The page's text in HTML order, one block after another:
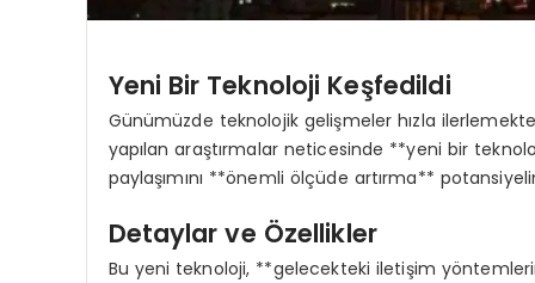
Yeni Bir Teknoloji Keşfedildi
Günümüzde teknolojik gelişmeler hızla
yapılan araştırmalar neticesinde **yeni bir
paylaşımını **önemli ölçüde artırma**
Detaylar ve Özellikler
Bu yeni teknoloji, **gelecekteki iletişim